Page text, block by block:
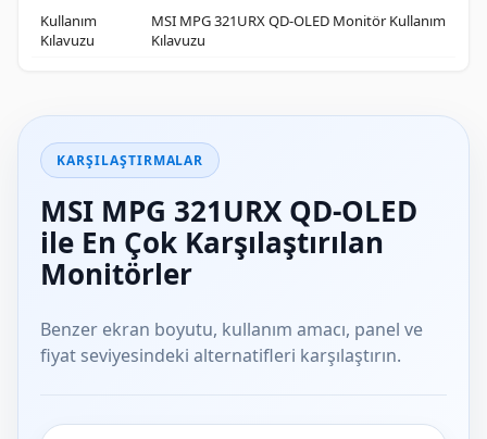
Kullanım
Kılavuzu
MSI MPG 321URX QD-OLED Monitör Kullanım
Kılavuzu
KARŞILAŞTIRMALAR
MSI MPG 321URX QD-OLED
ile En Çok Karşılaştırılan
Monitörler
Benzer ekran boyutu, kullanım amacı, panel ve
fiyat seviyesindeki alternatifleri karşılaştırın.